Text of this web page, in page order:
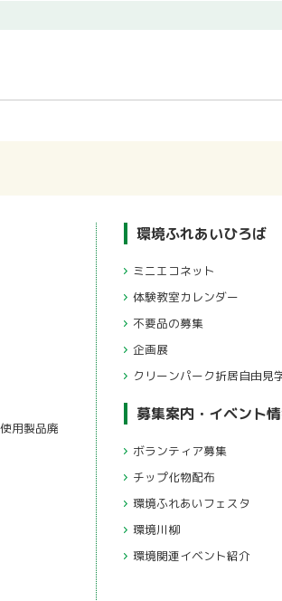
環境ふれあいひろば
ミニエコネット
体験教室カレンダー
不要品の募集
企画展
クリーンパーク折居自由見
募集案内・イベント
ボランティア募集
チップ化物配布
環境ふれあいフェスタ
環境川柳
環境関連イベント紹介